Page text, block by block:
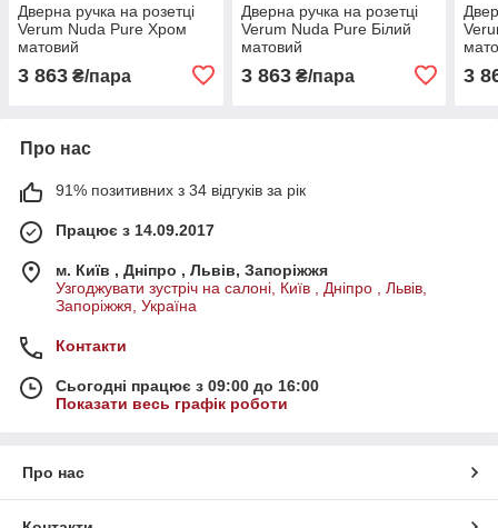
Дверна ручка на розетці
Verum Nuda Pure Хром
матовий
3 863 ₴/пара
Дверна ручка на розетці
Verum Nuda Pure Білий
матовий
3 863₴/пара 3
Про нас
91% позитивних з 34 відгуків за рік
Працює з 14.09.2017
м. Київ , Дніпро , Львів, Запоріжжя
Узгоджувати зустріч на салоні, Київ , Дніпро , Львів,
Запоріжжя, Україна
Контакти
Сьогодні працює з 09:00 до 16:00
Показати весь графік роботи
Про нас